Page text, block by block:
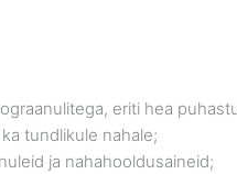
eriti hea
tundlikule nahale;
ja nahahooldusaineid;